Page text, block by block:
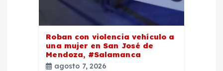
Roban con violencia vehículo a
una mujer en San José de
Mendoza, #Salamanca
agosto 7, 2026